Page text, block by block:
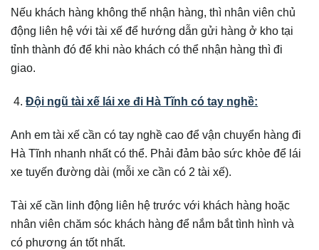
Nếu khách hàng không thể nhận hàng, thì nhân viên chủ
động liên hệ với tài xế để hướng dẫn gửi hàng ở kho tại
tỉnh thành đó để khi nào khách có thể nhận hàng thì đi
giao.
Đội ngũ tài xế lái xe đi Hà Tĩnh có tay nghề:
Anh em tài xế cần có tay nghề cao để vận chuyển hàng đi
Hà Tĩnh nhanh nhất có thể. Phải đảm bảo sức khỏe để lái
xe tuyến đường dài (mỗi xe cần có 2 tài xế).
Tài xế cần linh động liên hệ trước với khách hàng hoặc
nhân viên chăm sóc khách hàng để nắm bắt tình hình và
có phương án tốt nhất.